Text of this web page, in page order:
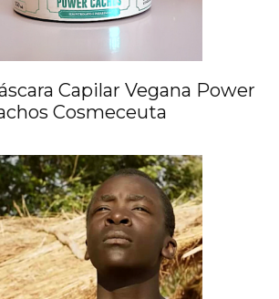
Capilar Vegana Power
Cosmeceuta